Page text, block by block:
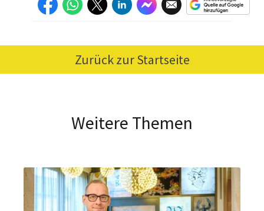
Zurück zur Startseite
Weitere Themen